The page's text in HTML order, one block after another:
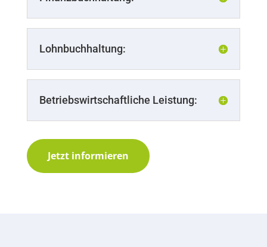
Lohnbuchhaltung:
Betriebswirtschaftliche Leistung:
Jetzt informieren